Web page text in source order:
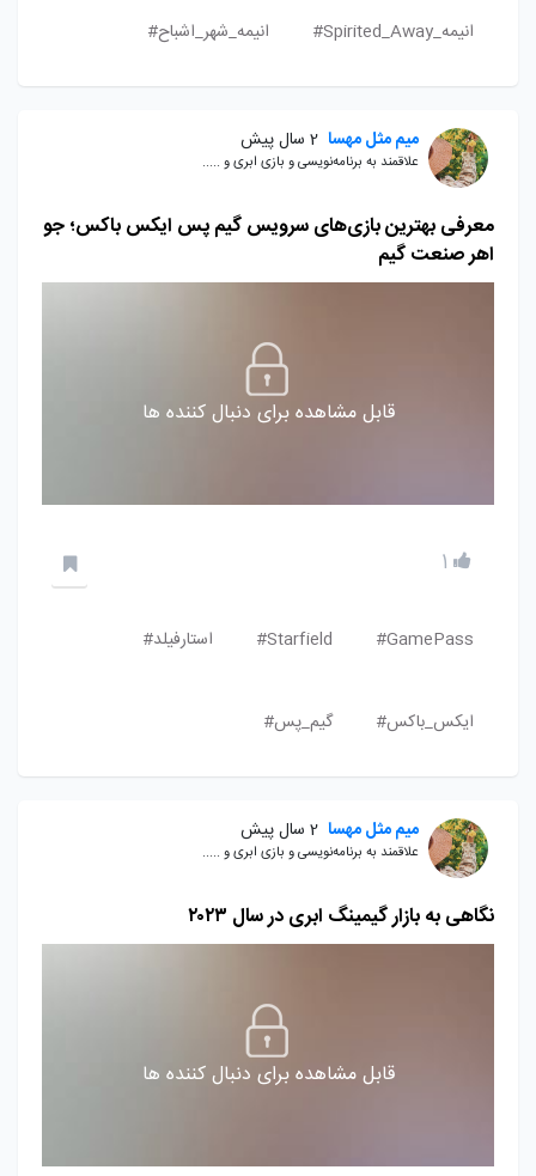
انیمه_Spirited_Away# انیمه_شهر_اشباح#
میم مثل مهسا 2 سال پیش
علاقمند به برنامه‌نویسی و بازی ابری و .....
معرفی بهترین بازی‌های سرویس گیم پس ایکس باکس؛ جو
اهر صنعت گیم
قابل مشاهده برای دنبال کننده ها
1
GamePass#
Starfield# استارفیلد#
ایکس_باکس# گیم_پس#
میم مثل مهسا 2 سال پیش
علاقمند به برنامه‌نویسی و بازی ابری و .....
نگاهی به بازار گیمینگ ابری در سال ۲۰۲۳
قابل مشاهده برای دنبال کننده ها